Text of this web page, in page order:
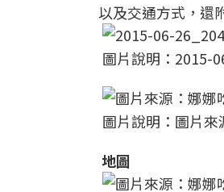
以及交通方式，還
圖片說明：2015-
圖片說明：圖片
地圖